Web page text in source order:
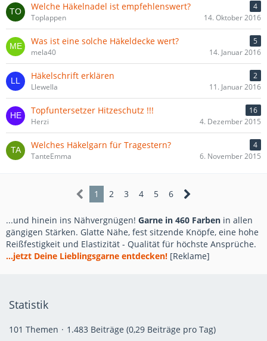
Welche Häkelnadel ist empfehlenswert?
4
Toplappen
14. Oktober 2016
Was ist eine solche Häkeldecke wert?
5
mela40
14. Januar 2016
Häkelschrift erklären
2
Llewella
11. Januar 2016
Topfuntersetzer Hitzeschutz !!!
16
Herzi
4. Dezember 2015
Welches Häkelgarn für Tragestern?
4
TanteEmma
6. November 2015
1 2 3 4 5 6
...und hinein ins Nähvergnügen! Garne in 460 Farben in allen
gängigen Stärken. Glatte Nähe, fest sitzende Knöpfe, eine hohe
Reißfestigkeit und Elastizität - Qualität für höchste Ansprüche.
...jetzt Deine Lieblingsgarne entdecken! [Reklame]
Statistik
101 Themen 1.483 Beiträge (0,29 Beiträge pro Tag)